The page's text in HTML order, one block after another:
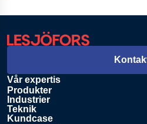
Vår expertis
Produkter
Industrier
Teknik
Kundcase